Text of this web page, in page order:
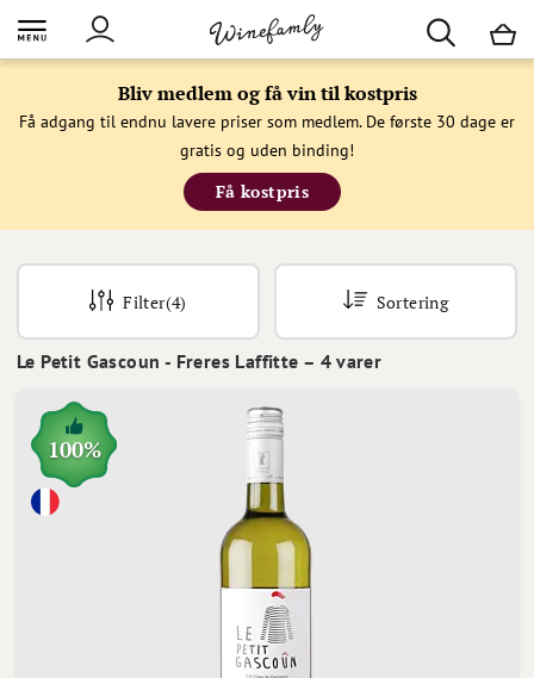
Bliv medlem og få vin til kostpris
Få adgang til endnu lavere priser som medlem. De første 30 dage er
gratis og uden binding!
Få kostpris
Le Petit Gascoun - Freres Laffitte – 4 varer
Filter(4) Sortering
100%